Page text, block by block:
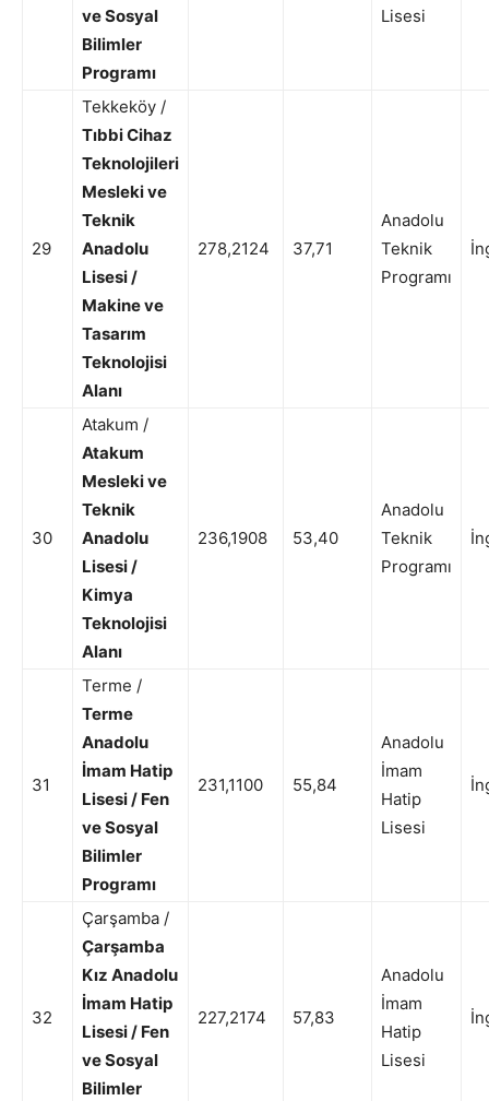
ve Sosyal
Bilimler
Programı
Lisesi
29
Tekkeköy /
Tıbbi Cihaz
Teknolojileri
Mesleki ve
Teknik
Anadolu
Lisesi /
Makine ve
Tasarım
Teknolojisi
Alanı
278,2124 37,71
Anadolu
Teknik
Programı
30
Atakum /
Atakum
Mesleki ve
Teknik
Anadolu
Lisesi /
Kimya
Teknolojisi
Alanı
236,1908 53,40
Anadolu
Teknik
Programı
31
Terme /
Terme
Anadolu
İmam Hatip
Lisesi / Fen
ve Sosyal
Bilimler
Programı
231,1100 55,84
Anadolu
İmam
Hatip
Lisesi
32
Çarşamba /
Çarşamba
Kız Anadolu
İmam Hatip
Lisesi / Fen
ve Sosyal
Bilimler
227,2174 57,83
Anadolu
İmam
Hatip
Lisesi